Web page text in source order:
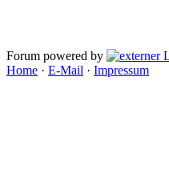
Forum powered by
Home · E-Mail · Impressum